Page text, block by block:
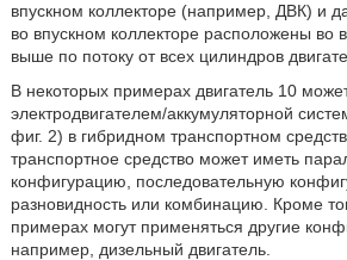
впускном коллекторе (например, ДВК) и
во впускном коллекторе расположены во
выше по потоку от всех цилиндров
В некоторых примерах двигатель 10
электродвигателем/аккумуляторной
фиг. 2) в гибридном транспортном
транспортное средство может иметь
конфигурацию, последовательную
разновидность или комбинацию. Кроме
примерах могут применяться другие
например, дизельный двигатель.